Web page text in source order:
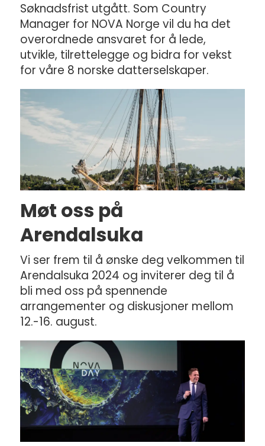
Søknadsfrist utgått. Som Country
Manager for NOVA Norge vil du ha det
overordnede ansvaret for å lede,
utvikle, tilrettelegge og bidra for vekst
for våre 8 norske datterselskaper.
Møt oss på
Arendalsuka
Vi ser frem til å ønske deg velkommen til
Arendalsuka 2024 og inviterer deg til å
bli med oss på spennende
arrangementer og diskusjoner mellom
12.-16. august.